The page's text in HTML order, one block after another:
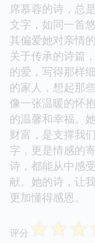
席慕蓉的诗，总
文字，如同一首
其偏爱她对亲情
关于传承的诗篇
的爱，写得那样
的家人，想起那
像一张温暖的怀
的温馨和幸福。
财富，是支撑我
字，更是情感的
诗，都能从中感
献。她的诗，让
更加懂得感恩。
评分 ☆☆☆